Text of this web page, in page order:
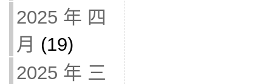
2025 年 四
月 (19)
2025 年 三